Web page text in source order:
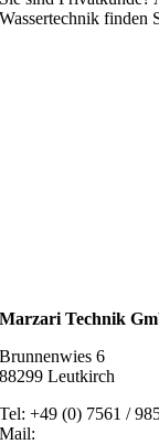
Wassertechnik finden
Marzari Technik
Brunnenwies 6
88299 Leutkirch
Tel: +49 (0) 7561 /
Mail: